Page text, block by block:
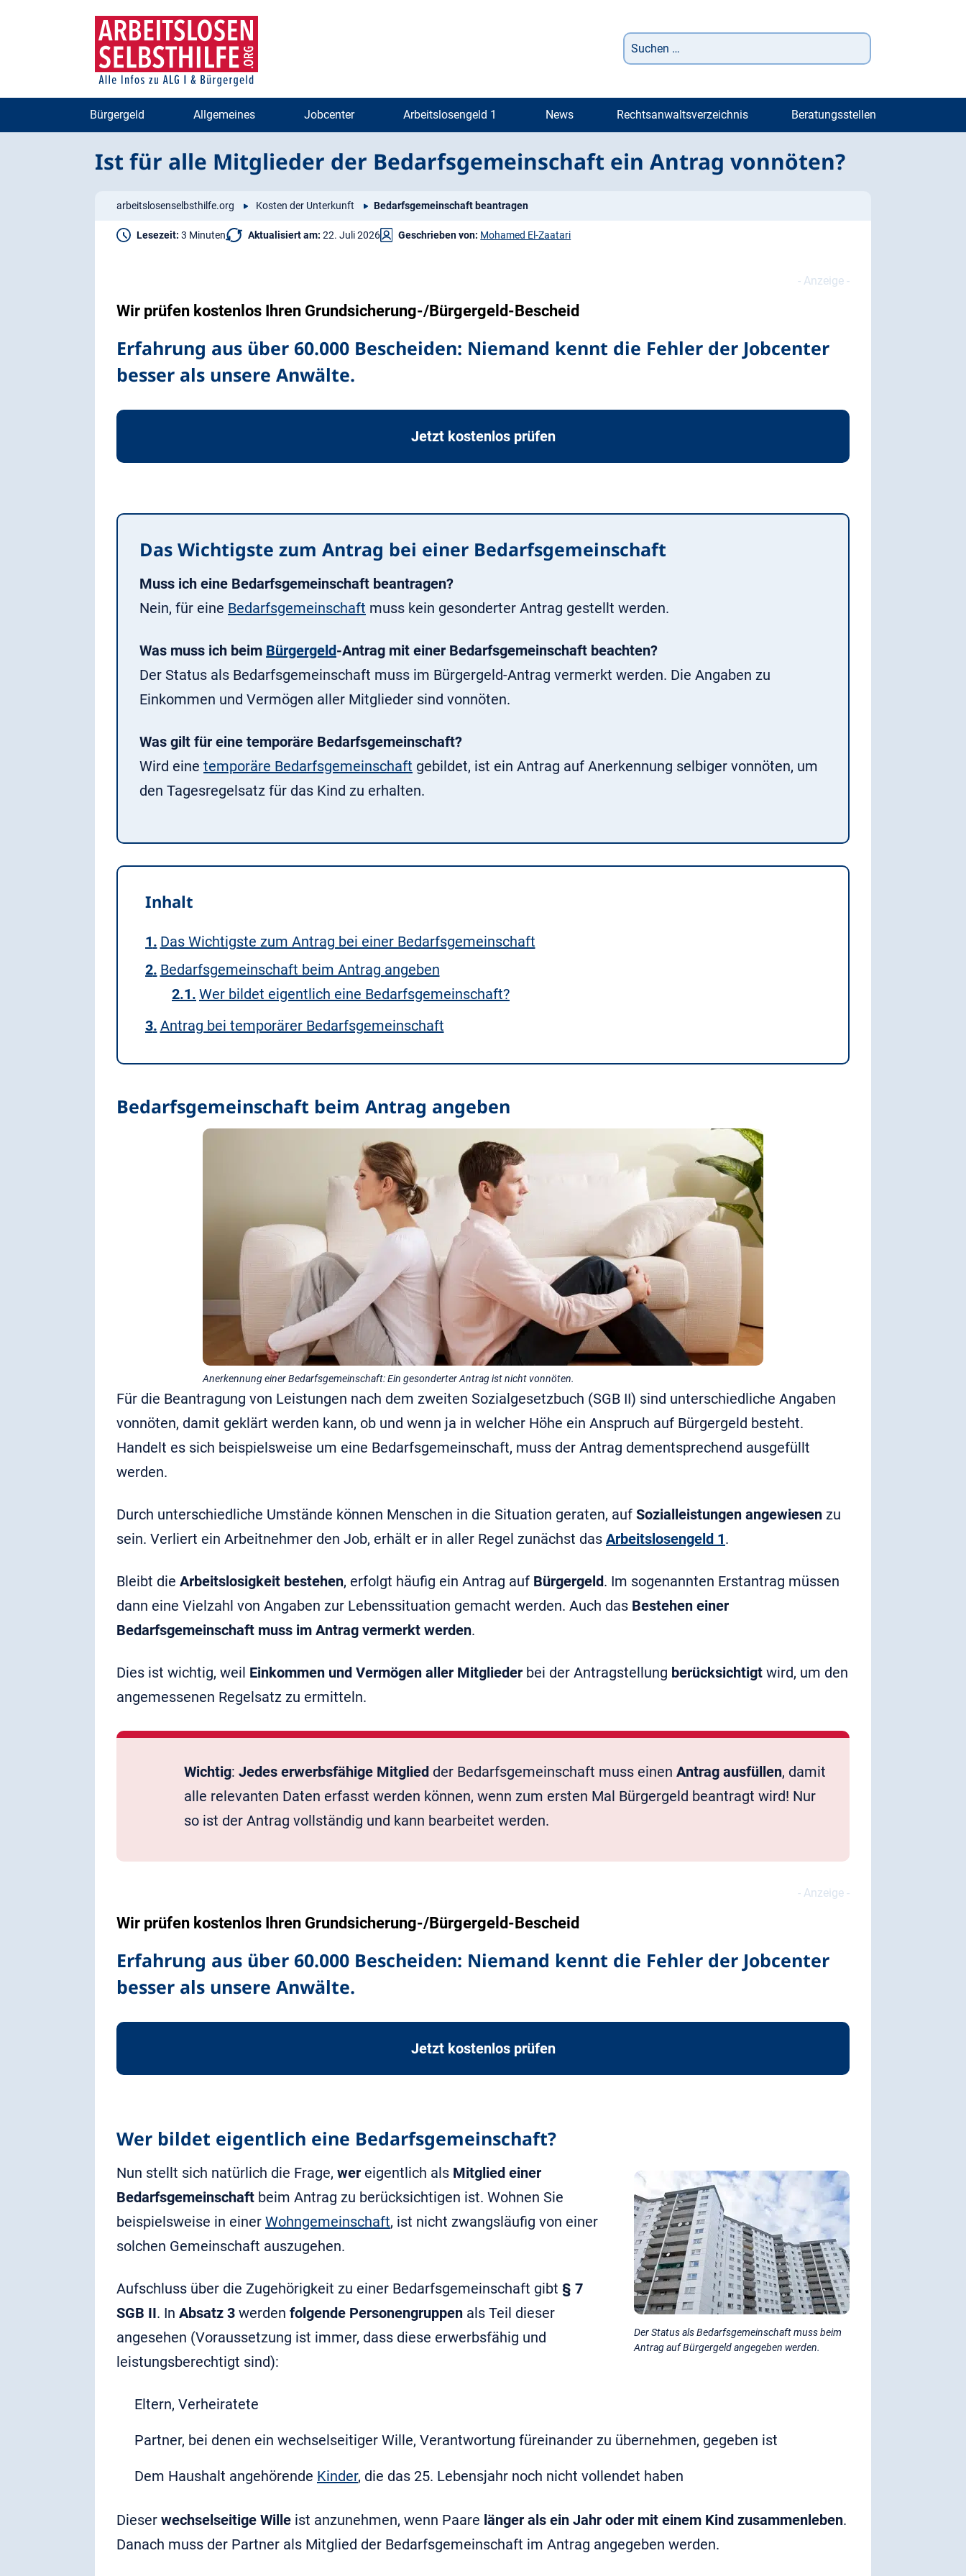
Bürgergeld Allgemeines Jobcenter Arbeitslosengeld 1 News Rechtsanwaltsverzeichnis Beratungsstellen
Ist für alle Mitglieder der Bedarfs­gemeinschaft ein Antrag vonnöten?
arbeitslosenselbsthilfe.org Kosten der Unterkunft Bedarfsgemeinschaft beantragen
Lesezeit: 3 Minuten Aktualisiert am: 22. Juli 2026 Geschrieben von: Mohamed El-Zaatari
Wir prüfen kostenlos Ihren Grundsicherung-/Bürgergeld-Bescheid
Erfahrung aus über 60.000 Bescheiden: Niemand kennt die Fehler der Jobcenter
besser als unsere Anwälte.
Jetzt kostenlos prüfen
Das Wichtigste zum Antrag bei einer Bedarfsgemeinschaft
Muss ich eine Bedarfsgemeinschaft beantragen?
Nein, für eine Bedarfsgemeinschaft muss kein gesonderter Antrag gestellt werden.
Was muss ich beim Bürgergeld-Antrag mit einer Bedarfsgemeinschaft beachten?
Der Status als Bedarfsgemeinschaft muss im Bürgergeld-Antrag vermerkt werden. Die Angaben zu
Einkommen und Vermögen aller Mitglieder sind vonnöten.
Was gilt für eine tem‌poräre Bedarfsgemeinschaft?
Wird eine temporäre Bedarfsgemeinschaft gebildet, ist ein Antrag auf Anerkennung selbiger vonnöten, um
den Tagesregelsatz für das Kind zu erhalten.
Inhalt
Das Wichtigste zum Antrag bei einer Bedarfsgemeinschaft
Bedarfsgemeinschaft beim Antrag angeben
Wer bildet eigentlich eine Bedarfsgemeinschaft?
Antrag bei temporärer Bedarfsgemeinschaft
Bedarfsgemeinschaft beim Antrag angeben
Anerkennung einer Bedarfsgemeinschaft: Ein gesonderter Antrag ist nicht vonnöten.
Für die Beantragung von Leistungen nach dem zweiten Sozialgesetzbuch (SGB II) sind unterschiedliche Angaben
vonnöten, damit geklärt werden kann, ob und wenn ja in welcher Höhe ein Anspruch auf Bürgergeld besteht.
Handelt es sich beispielsweise um eine Bedarfsgemeinschaft, muss der Antrag dementsprechend ausgefüllt
werden.
Durch unterschiedliche Umstände können Menschen in die Situation geraten, auf Sozialleistungen angewiesen zu
sein. Verliert ein Arbeitnehmer den Job, erhält er in aller Regel zunächst das Arbeitslosengeld 1.
Bleibt die Arbeitslosigkeit bestehen, erfolgt häufig ein Antrag auf Bürgergeld. Im sogenannten Erstantrag müssen
dann eine Vielzahl von Angaben zur Lebenssituation gemacht werden. Auch das Bestehen einer
Bedarfsgemeinschaft muss im Antrag vermerkt werden.
Dies ist wichtig, weil Einkommen und Vermögen aller Mitglieder bei der Antragstellung berücksichtigt wird, um den
angemessenen Regelsatz zu ermitteln.
Wichtig: Jedes erwerbsfähige Mitglied der Bedarfsgemeinschaft muss einen Antrag ausfüllen, damit
alle relevanten Daten erfasst werden können, wenn zum ersten Mal Bürgergeld beantragt wird! Nur
so ist der Antrag vollständig und kann bearbeitet werden.
Wir prüfen kostenlos Ihren Grundsicherung-/Bürgergeld-Bescheid
Erfahrung aus über 60.000 Bescheiden: Niemand kennt die Fehler der Jobcenter
besser als unsere Anwälte.
Jetzt kostenlos prüfen
Wer bildet eigentlich eine Bedarfsgemeinschaft?
Der Status als Bedarfsgemeinschaft muss beim
Antrag auf Bürgergeld angegeben werden.
Nun stellt sich natürlich die Frage, wer eigentlich als Mitglied einer
Bedarfsgemeinschaft beim Antrag zu berücksichtigen ist. Wohnen Sie
beispielsweise in einer Wohngemeinschaft, ist nicht zwangsläufig von einer
solchen Gemeinschaft auszugehen.
Aufschluss über die Zugehörigkeit zu einer Bedarfsgemeinschaft gibt § 7
SGB II. In Absatz 3 werden folgende Personengruppen als Teil dieser
angesehen (Voraussetzung ist immer, dass diese erwerbsfähig und
leistungsberechtigt sind):
Eltern, Verheiratete
Partner, bei denen ein wechselseitiger Wille, Verantwortung füreinander zu übernehmen, gegeben ist
Dem Haushalt angehörende Kinder, die das 25. Lebensjahr noch nicht vollendet haben
Dieser wechselseitige Wille ist anzunehmen, wenn Paare länger als ein Jahr oder mit einem Kind zusammenleben.
Danach muss der Partner als Mitglied der Bedarfsgemeinschaft im Antrag angegeben werden.